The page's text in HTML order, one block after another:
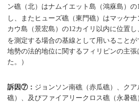
ン礁（北）はナムイエット島（鴻庥島）の
し、またヒューズ礁（東門礁）はマッケ
カウ島（景宏島）の12カイリ以内に位置
を測定する場合の基線として用いること
地勢の法的地位に関するフィリピンの主
た。）
訴因⑦： ジョンソン南礁（赤瓜礁）、ク
礁）、及びファイアリークロス礁（永暑礁